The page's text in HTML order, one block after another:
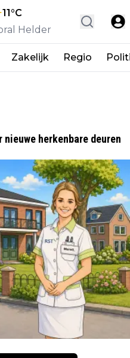
11°C
Helder
Zakelijk Regio
herkenbare deuren